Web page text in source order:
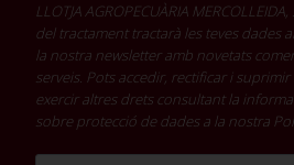
LLOTJA AGROPECUÀRIA
del tractament tractarà les teves dades
la nostra newsletter amb novetats
serveis. Pots accedir, rectificar i
exercir altres drets consultant la
sobre protecció de dades a la nostra